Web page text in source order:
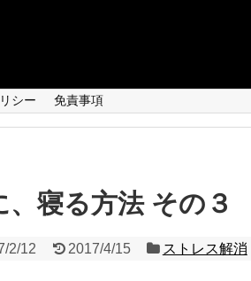
シー 免責事項
寝る方法 その３
2/12 2017/4/15 ストレス解消